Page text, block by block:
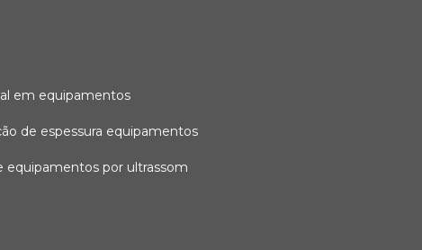
em equipamentos
de espessura equipamentos
equipamentos por ultrassom